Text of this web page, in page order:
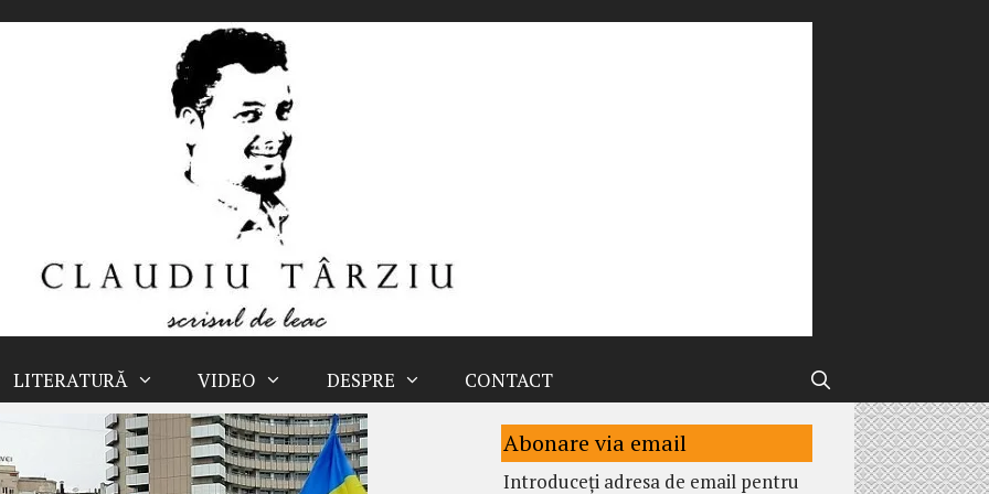
LITERATURĂ VIDEO DESPRE CONTACT
Abonare via email
Introduceți adresa de email pentru